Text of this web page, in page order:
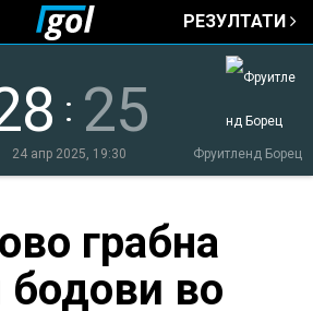
РЕЗУЛТАТИ
Фруитленд Борец
: 25
24 апр 2025, 19:30
грабна
во